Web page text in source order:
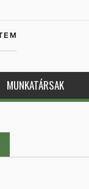
MUNKATÁRSAK